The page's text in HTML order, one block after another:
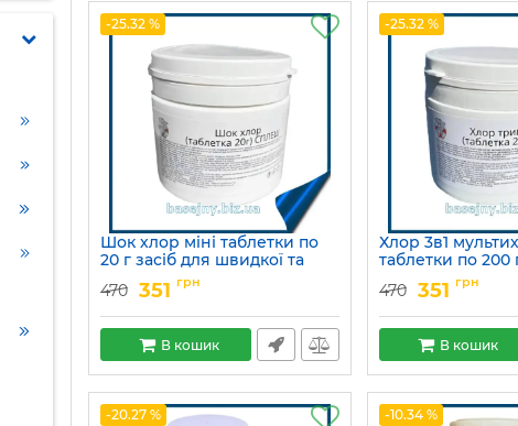
-25.32 %
Шок хлор міні таблетки по
20 г засіб для швидкої та
ударної дезінфекції води в
басейні Сплеш
Артикул: 15049755
470 351 грн
В кошик
-25.32 %
Хлор 3в1
таблетки по 200
тривалої
басейні
Артикул: 15049754
470 351 грн
В кошик
-20.27 % -10.34 %